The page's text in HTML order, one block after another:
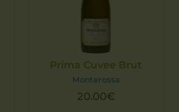
Prima Cuvee Brut
20.00€
Monterossa